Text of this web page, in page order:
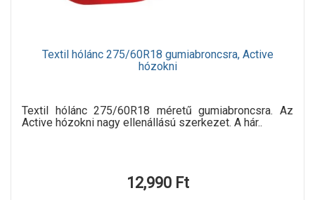
Textil hólánc 275/60R18 gumiabroncsra, Active
hózokni
Textil hólánc 275/60R18 méretű gumiabroncsra. Az
Active hózokni nagy ellenállású szerkezet. A hár..
12,990 Ft